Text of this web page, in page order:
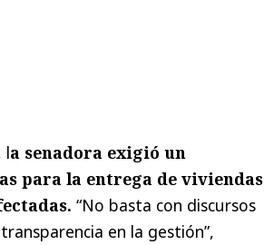
la senadora exigió un
para la entrega de viviendas
“No basta con discursos
en la gestión”,